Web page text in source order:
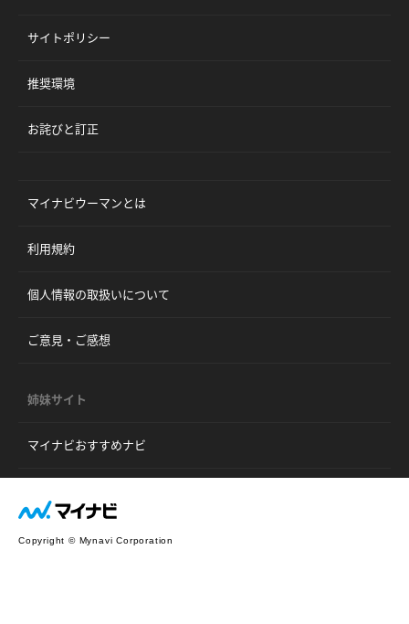
サイトポリシー
推奨環境
お詫びと訂正
マイナビウーマンとは
利用規約
個人情報の取扱いについて
ご意見・ご感想
姉妹サイト
マイナビおすすめナビ
Copyright © Mynavi Corporation